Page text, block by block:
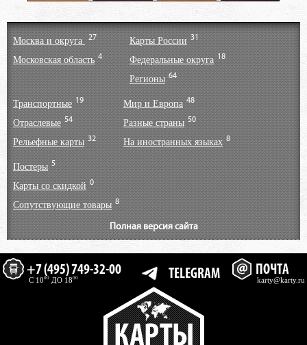
Москва и округа 27
Московская область 4
Карты России 31
Федеральные округа 18
Регионы 64
Транспортные 19
Отраслевые 54
Рельефные карты 32
Мир и Европа 48
Разные страны 50
На иностранных языках 8
Постеры 5
Карты со скидкой 0
Сопутствующие товары 8
Полная версия сайта
+7 (495) 749-32-00
C 1000ДО 1800 TELEGRAM ПОЧТА
karty@karty.ru